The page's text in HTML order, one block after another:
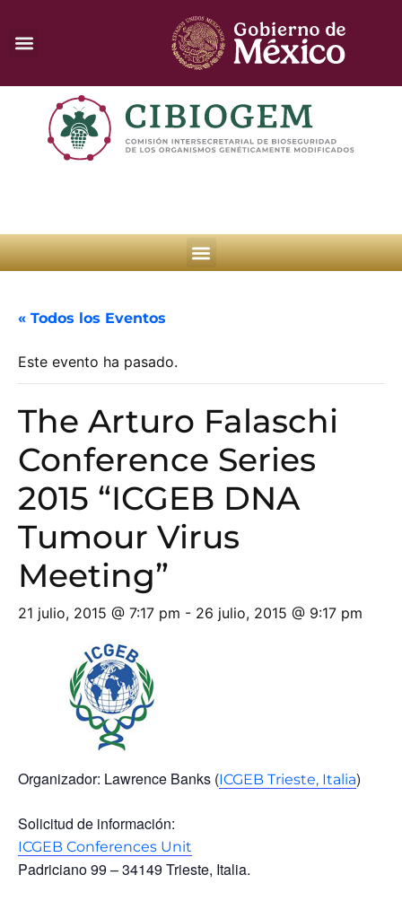
« Todos los Eventos
Este evento ha pasado.
The Arturo Falaschi
Conference Series
2015 “ICGEB DNA
Tumour Virus
Meeting”
21 julio, 2015 @ 7:17 pm - 26 julio, 2015 @ 9:17 pm
Organizador: Lawrence Banks (ICGEB Trieste, Italia)
Solicitud de información:
ICGEB Conferences Unit
Padriciano 99 – 34149 Trieste, Italia.